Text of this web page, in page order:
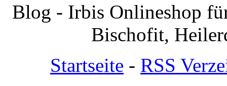
Blog - Irbis Onlineshop
Bischofit,
Startseite - RSS